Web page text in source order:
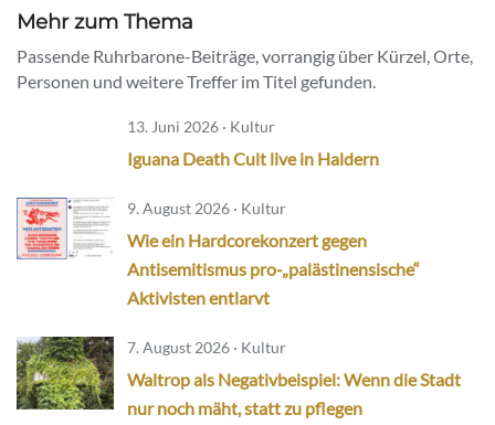
Mehr zum Thema
Passende Ruhrbarone-Beiträge, vorrangig über Kürzel, Orte,
Personen und weitere Treffer im Titel gefunden.
13. Juni 2026 · Kultur
Iguana Death Cult live in Haldern
9. August 2026 · Kultur
Wie ein Hardcorekonzert gegen
Antisemitismus pro-„palästinensische“
Aktivisten entlarvt
7. August 2026 · Kultur
Waltrop als Negativbeispiel: Wenn die Stadt
nur noch mäht, statt zu pflegen